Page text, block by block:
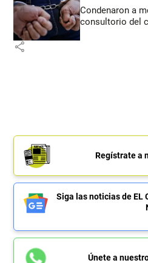
Condenaron a
consultorio del
share
Regístrate a
Siga las noticias de EL
Únete a